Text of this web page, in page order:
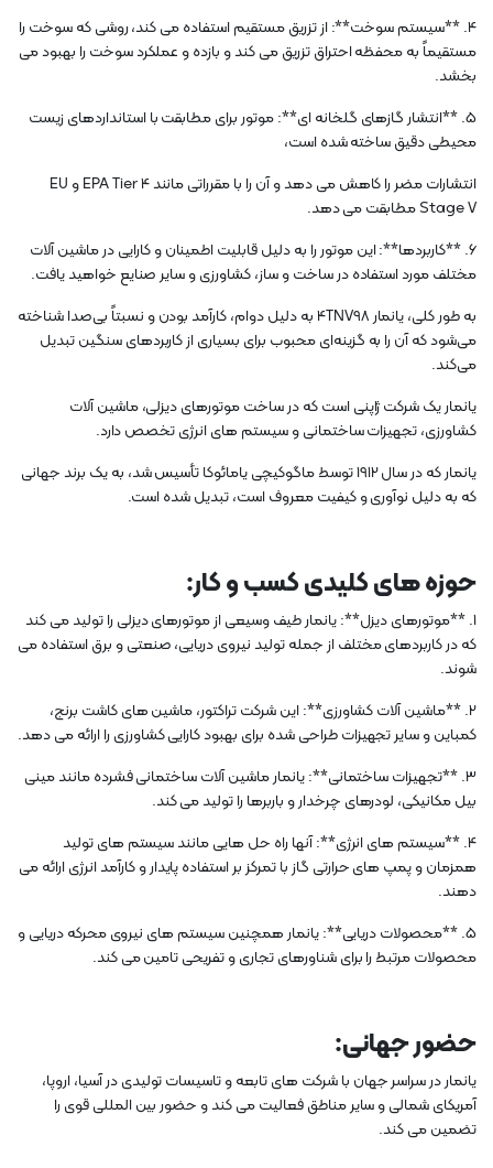
4. **سیستم سوخت**: از تزریق مستقیم استفاده می کند، روشی که سوخت را
مستقیماً به محفظه احتراق تزریق می کند و بازده و عملکرد سوخت را بهبود می
بخشد.
5. **انتشار گازهای گلخانه ای**: موتور برای مطابقت با استانداردهای زیست
محیطی دقیق ساخته شده است،
انتشارات مضر را کاهش می دهد و آن را با مقرراتی مانند EPA Tier 4 و EU
Stage V مطابقت می دهد.
6. **کاربردها**: این موتور را به دلیل قابلیت اطمینان و کارایی در ماشین آلات
مختلف مورد استفاده در ساخت و ساز، کشاورزی و سایر صنایع خواهید یافت.
به طور کلی، یانمار 4TNV98 به دلیل دوام، کارآمد بودن و نسبتاً بی‌صدا شناخته
می‌شود که آن را به گزینه‌ای محبوب برای بسیاری از کاربردهای سنگین تبدیل
می‌کند.
یانمار یک شرکت ژاپنی است که در ساخت موتورهای دیزلی، ماشین آلات
کشاورزی، تجهیزات ساختمانی و سیستم های انرژی تخصص دارد.
یانمار که در سال 1912 توسط ماگوکیچی یامائوکا تأسیس شد، به یک برند جهانی
که به دلیل نوآوری و کیفیت معروف است، تبدیل شده است.
حوزه های کلیدی کسب و کار:
1. **موتورهای دیزل**: یانمار طیف وسیعی از موتورهای دیزلی را تولید می کند
که در کاربردهای مختلف از جمله تولید نیروی دریایی، صنعتی و برق استفاده می
شوند.
2. **ماشین آلات کشاورزی**: این شرکت تراکتور، ماشین های کاشت برنج،
کمباین و سایر تجهیزات طراحی شده برای بهبود کارایی کشاورزی را ارائه می دهد.
3. **تجهیزات ساختمانی**: یانمار ماشین آلات ساختمانی فشرده مانند مینی
بیل مکانیکی، لودرهای چرخدار و باربرها را تولید می کند.
4. **سیستم های انرژی**: آنها راه حل هایی مانند سیستم های تولید
همزمان و پمپ های حرارتی گاز با تمرکز بر استفاده پایدار و کارآمد انرژی ارائه می
دهند.
5. **محصولات دریایی**: یانمار همچنین سیستم های نیروی محرکه دریایی و
محصولات مرتبط را برای شناورهای تجاری و تفریحی تامین می کند.
حضور جهانی:
یانمار در سراسر جهان با شرکت های تابعه و تاسیسات تولیدی در آسیا، اروپا،
آمریکای شمالی و سایر مناطق فعالیت می کند و حضور بین المللی قوی را
تضمین می کند.